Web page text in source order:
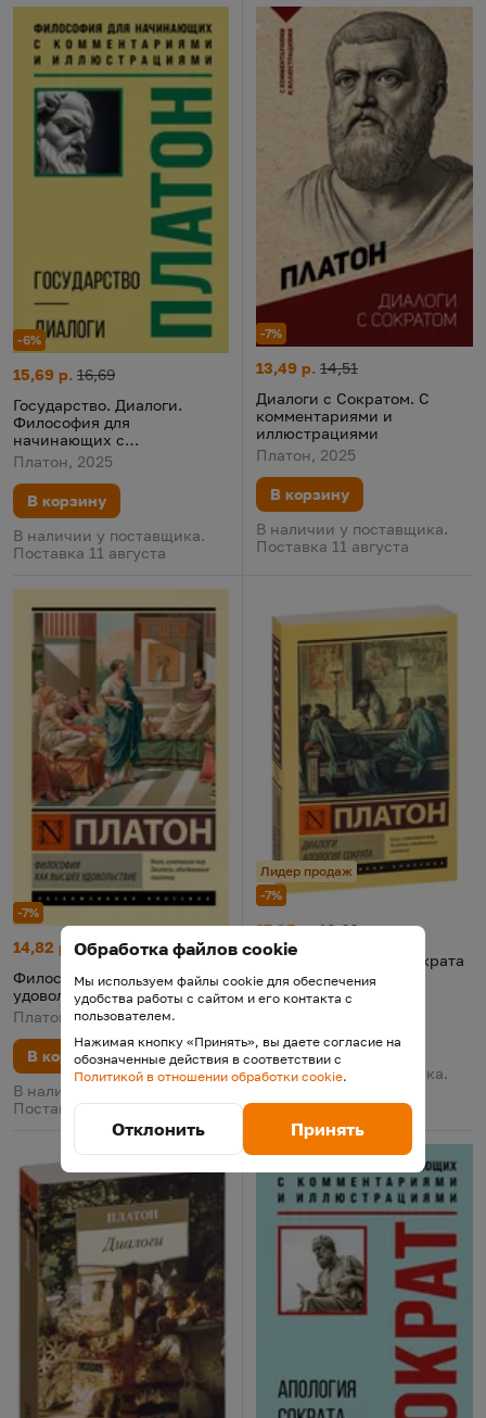
-6%
Государство. Диалоги. Философия для начинающих с
Цена:
15,69 р.
Старая цена:
16,69
Государство. Диалоги.
Философия для
начинающих с
комментариями и
иллюстрациями
Платон, 2025
В корзину
В наличии у поставщика.
Поставка 11 августа
-7%
Диалоги с Сократом. С
Цена:
13,49 р.
Старая цена:
14,51
Диалоги с Сократом. С
комментариями и
иллюстрациями
Платон, 2025
В корзину
В наличии у поставщика.
Поставка 11 августа
-7%
Философия как высшее удовольствие
Цена:
14,82 р.
Старая цена:
15,94
Философия как высшее
удовольствие
Платон, 2026
В корзину
В наличии у поставщика.
Поставка 11 августа
Лидер продаж
-7%
Диалоги. Апология Сократа
Цена:
17,35 р.
Старая цена:
18,66
Диалоги. Апология Сократа
Платон, 2024
5 (4)
В корзину
В наличии у поставщика.
Обработка файлов cookie
Мы используем файлы cookie для обеспечения
удобства работы с сайтом и его контакта с
пользователем.
Нажимая кнопку «Принять», вы даете согласие на
обозначенные действия в соответствии с
Политикой в отношении обработки cookie.
Отклонить Принять